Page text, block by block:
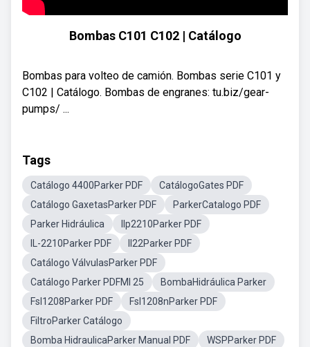
Bombas C101 C102 | Catálogo
Bombas para volteo de camión. Bombas serie C101 y
C102 | Catálogo. Bombas de engranes: tu.biz/gear-
pumps/ ...
Tags
Catálogo 4400Parker PDF
CatálogoGates PDF
Catálogo GaxetasParker PDF
ParkerCatalogo PDF
Parker Hidráulica
Ilp2210Parker PDF
IL-2210Parker PDF
Il22Parker PDF
Catálogo VálvulasParker PDF
Catálogo Parker PDFMl 25
BombaHidráulica Parker
Fsl1208Parker PDF
Fsl1208nParker PDF
FiltroParker Catálogo
Bomba HidraulicaParker Manual PDF
WSPParker PDF